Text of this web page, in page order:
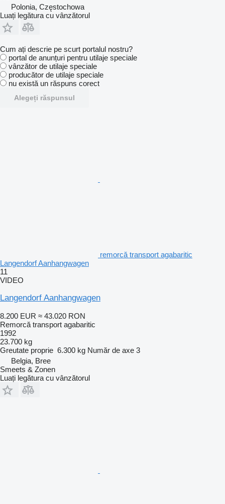
Polonia, Częstochowa
Luați legătura cu vânzătorul
Cum ați descrie pe scurt portalul nostru?
portal de anunțuri pentru utilaje speciale
vânzător de utilaje speciale
producător de utilaje speciale
nu există un răspuns corect
Alegeți răspunsul
remorcă transport agabaritic
Langendorf Aanhangwagen
11
VIDEO
Langendorf Aanhangwagen
8.200 EUR ≈ 43.020 RON
Remorcă transport agabaritic
1992
23.700 kg
Greutate proprie 6.300 kg Număr de axe 3
Belgia, Bree
Smeets & Zonen
Luați legătura cu vânzătorul